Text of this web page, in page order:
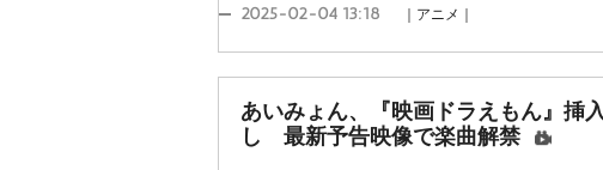
2025-02-04 13:18 ｜アニメ｜
あいみょん、『映画ドラえもん』挿
し 最新予告映像で楽曲解禁